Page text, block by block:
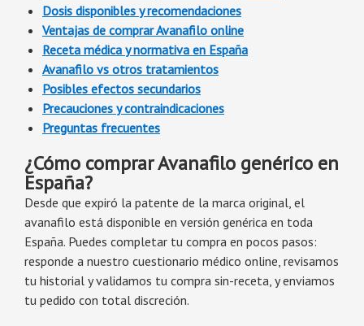
Dosis disponibles y recomendaciones
Ventajas de comprar Avanafilo online
Receta médica y normativa en España
Avanafilo vs otros tratamientos
Posibles efectos secundarios
Precauciones y contraindicaciones
Preguntas frecuentes
¿Cómo comprar Avanafilo genérico en
España?
Desde que expiró la patente de la marca original, el
avanafilo está disponible en versión genérica en toda
España. Puedes completar tu compra en pocos pasos:
responde a nuestro cuestionario médico online, revisamos
tu historial y validamos tu compra sin-receta, y enviamos
tu pedido con total discreción.